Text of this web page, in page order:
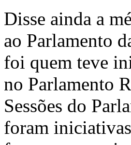
Disse ainda a
ao Parlamento
foi quem teve
no Parlamento
Sessões do
foram